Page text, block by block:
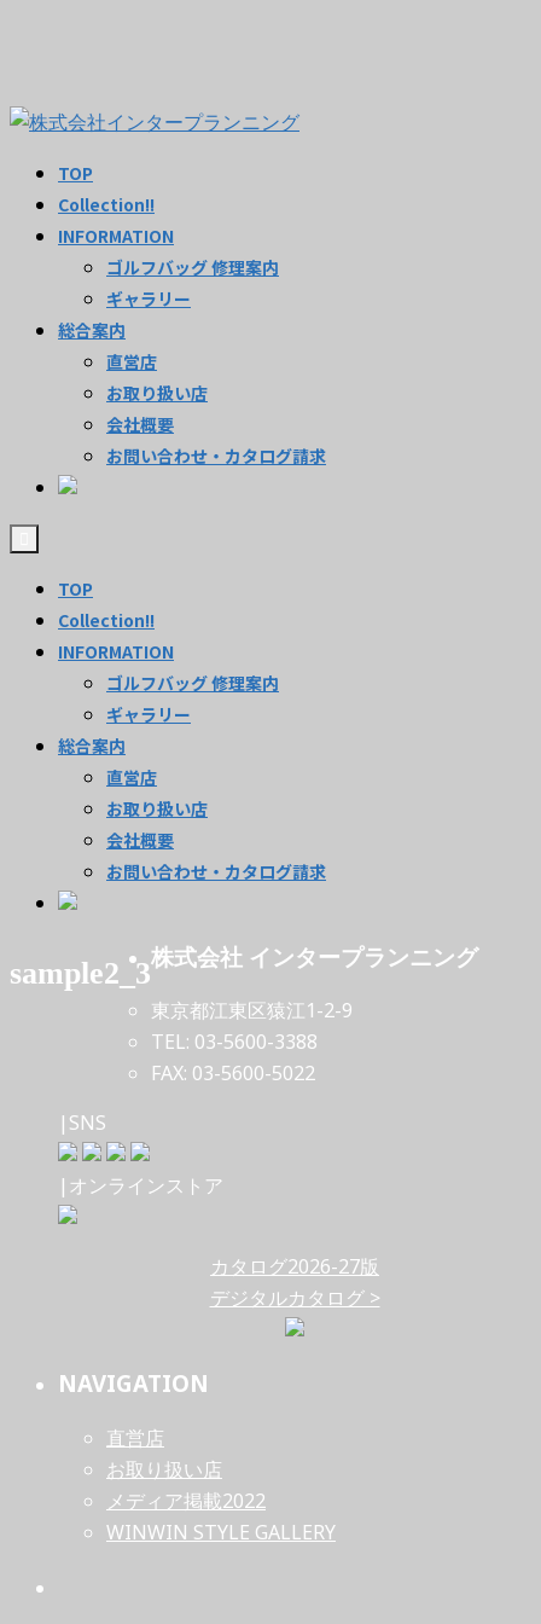
TOP
Collection!!
INFORMATION
ゴルフバッグ 修理案内
ギャラリー
総合案内
直営店
お取り扱い店
会社概要
お問い合わせ・カタログ請求
TOP
Collection!!
INFORMATION
ゴルフバッグ 修理案内
ギャラリー
総合案内
直営店
お取り扱い店
会社概要
お問い合わせ・カタログ請求
sample2_3
株式会社 インタープランニング
東京都江東区猿江1-2-9
TEL: 03-5600-3388
FAX: 03-5600-5022
|SNS
|オンラインストア
カタログ2026-27版
デジタルカタログ >
NAVIGATION
直営店
お取り扱い店
メディア掲載2022
WINWIN STYLE GALLERY